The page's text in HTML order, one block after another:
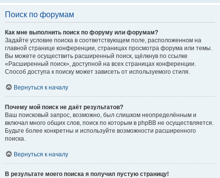
Поиск по форумам
Как мне выполнить поиск по форуму или форумам?
Задайте условие поиска в соответствующем поле, расположенном на
главной странице конференции, страницах просмотра форума или темы.
Вы можете осуществить расширенный поиск, щёлкнув по ссылке
«Расширенный поиск», доступной на всех страницах конференции.
Способ доступа к поиску может зависеть от используемого стиля.
Вернуться к началу
Почему мой поиск не даёт результатов?
Ваш поисковый запрос, возможно, был слишком неопределённым и
включал много общих слов, поиск по которым в phpBB не осуществляется.
Будьте более конкретны и используйте возможности расширенного
поиска.
Вернуться к началу
В результате моего поиска я получил пустую страницу!